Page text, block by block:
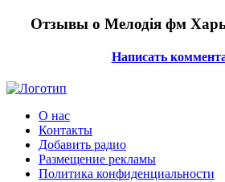
Отзывы о Мелодія фм
Написать
О нас
Контакты
Добавить радио
Размещение рекламы
Политика конфиденциальности